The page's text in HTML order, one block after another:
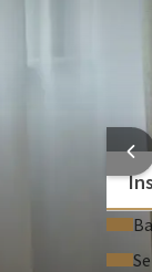
de